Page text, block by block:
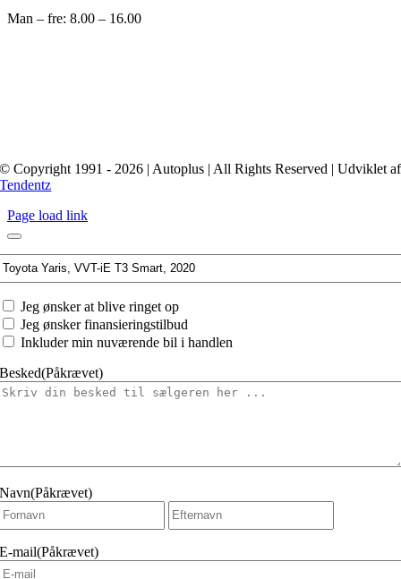
Man – fre: 8.00 – 16.00
© Copyright 1991 - 2026 | Autoplus | All Rights Reserved | Udviklet af
Tendentz
Page load link
Jeg ønsker at blive ringet op
Jeg ønsker finansieringstilbud
Inkluder min nuværende bil i handlen
Besked(Påkrævet)
Navn(Påkrævet)
Fornavn
E-mail(Påkrævet)